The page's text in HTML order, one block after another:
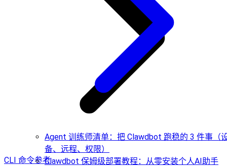
Agent 训练师清单：把 Clawdbot 跑稳的 3 件事（
备、远程、权限）
Clawdbot 保姆级部署教程：从零安装个人AI助手
CLI 命令参考